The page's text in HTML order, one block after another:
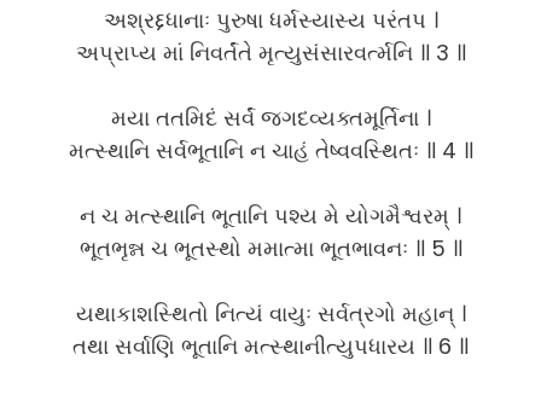
અશ્રદ્દધાનાઃ પુરુષા ધર્મસ્યાસ્ય પરંતપ ।
અપ્રાપ્ય માં નિવર્તંતે મૃત્યુસંસારવર્ત્મનિ ॥ 3 ॥
મયા તતમિદં સર્વં જગદવ્યક્તમૂર્તિના ।
મત્સ્થાનિ સર્વભૂતાનિ ન ચાહં તેષ્વવસ્થિતઃ ॥ 4 ॥
ન ચ મત્સ્થાનિ ભૂતાનિ પશ્ય મે યોગમૈશ્વરમ્ ।
ભૂતભૃન્ન ચ ભૂતસ્થો મમાત્મા ભૂતભાવનઃ ॥ 5 ॥
યથાકાશસ્થિતો નિત્યં વાયુઃ સર્વત્રગો મહાન્ ।
તથા સર્વાણિ ભૂતાનિ મત્સ્થાનીત્યુપધારય ॥ 6 ॥